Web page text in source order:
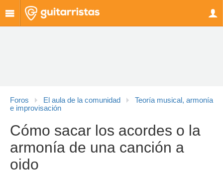
Foros El aula de la comunidad
Teoría musical, armonía
e improvisación
Cómo sacar los acordes o la
armonía de una canción a
oido